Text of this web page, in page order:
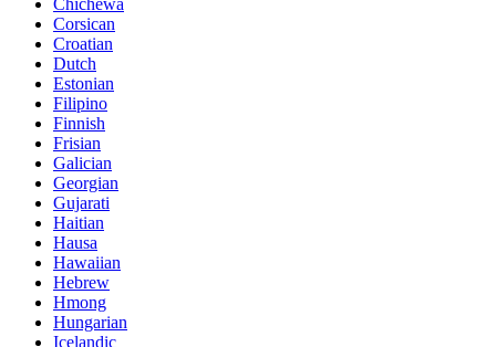
Corsican
Croatian
Dutch
Estonian
Filipino
Finnish
Frisian
Galician
Georgian
Gujarati
Haitian
Hausa
Hawaiian
Hebrew
Hmong
Hungarian
Icelandic